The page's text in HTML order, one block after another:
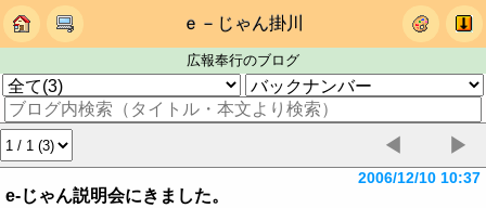
ｅ－じゃん掛川
広報奉行のブログ
◀ ▶
e-じゃん説明会にきました。
2006/12/10 10:37